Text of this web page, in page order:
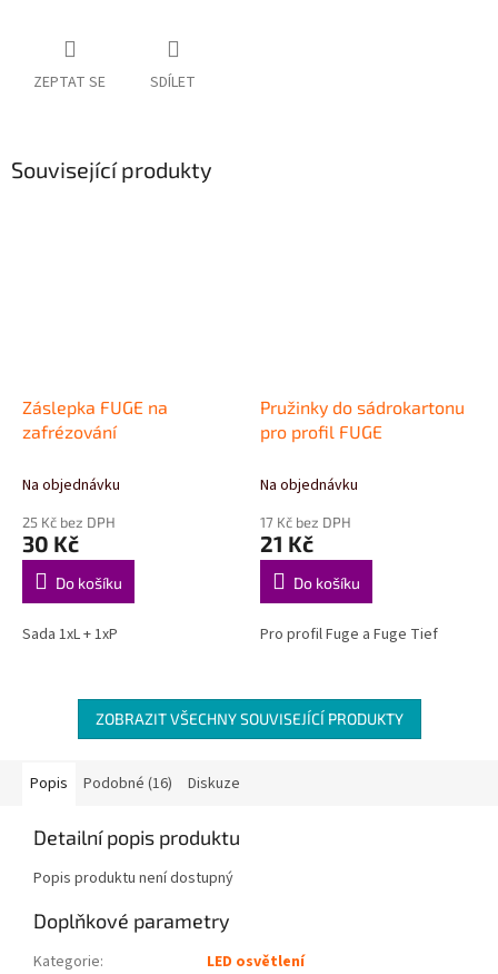
ZEPTAT SE SDÍLET
Související produkty
Záslepka FUGE na
zafrézování
Na objednávku
25 Kč bez DPH
30 Kč
Do košíku
Sada 1xL + 1xP
Pružinky do sádrokartonu
pro profil FUGE
Na objednávku
17 Kč bez DPH
21 Kč
Do košíku
Pro profil Fuge a Fuge Tief
ZOBRAZIT VŠECHNY SOUVISEJÍCÍ PRODUKTY
Popis Podobné (16) Diskuze
Detailní popis produktu
Popis produktu není dostupný
Doplňkové parametry
Kategorie:
LED osvětlení